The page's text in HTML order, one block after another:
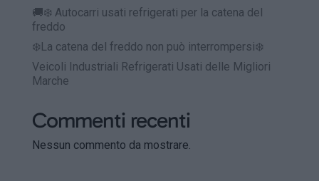
🚚❄️ Autocarri usati refrigerati per la catena del
freddo
❄️La catena del freddo non può interrompersi❄️
Veicoli Industriali Refrigerati Usati delle Migliori
Marche
Commenti recenti
Nessun commento da mostrare.